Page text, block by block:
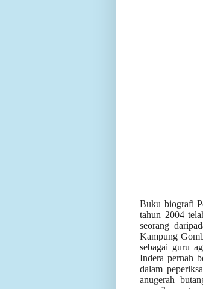
Buku biografi
tahun 2004
seorang
Kampung
sebagai guru
Indera pernah
dalam
anugerah